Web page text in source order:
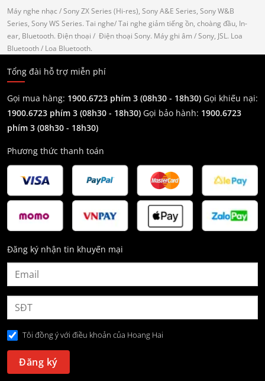
Máy nghe nhạc / Sony ZX Series (Hi-res), Sony A&E Series, Sony W&B
Series, Sony WS Series. Tai nghe/ Tai nghe giảm tiếng ồn, choàng đầu, In-
ear, Bluetooth. Điện thoại / Điện thoại Sony. Máy ghi âm / Sony, JSL. Loa
Bluetooth/ Loa Bluetooth.
Tổng đài hỗ trợ miễn phí
Gọi mua hàng: 1900.6723 phím 3 (08h30 - 18h30) Gọi khiếu nại:
1900.6723 phím 3 (08h30 - 18h30) Gọi bảo hành: 1900.6723
phím 3 (08h30 - 18h30)
Phương thức thanh toán
Đăng ký nhận tin khuyến mại
Tôi đồng ý với điều khoản của Hoang Hai